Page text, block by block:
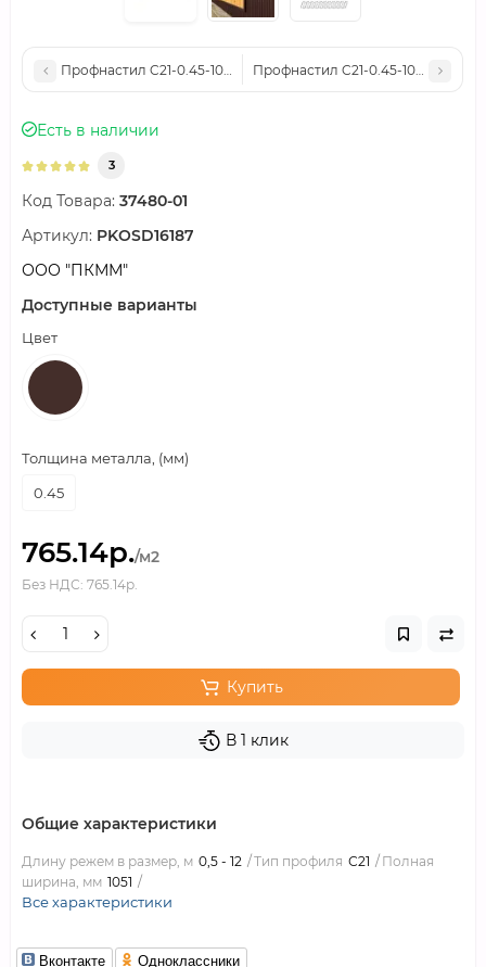
Профнастил C21-0.45-1000 Полиэстер RAL7024
Профнастил C21-0.45-1000
Есть в наличии
3
Код Товара: 37480-01
Артикул: PKOSD16187
ООО "ПКММ"
Доступные варианты
Цвет
Толщина металла, (мм)
0.45
765.14р./м2
Без НДС: 765.14р.
Купить
В 1 клик
Общие характеристики
Длину режем в размер, м 0,5 - 12 Тип профиля С21
Полная
ширина, мм 1051
Все характеристики
Вконтакте Одноклассники